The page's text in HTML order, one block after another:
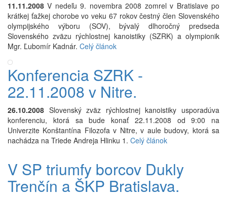
11.11.2008 V nedeľu 9. novembra 2008 zomrel v Bratislave po
krátkej ťažkej chorobe vo veku 67 rokov čestný člen Slovenského
olympijského výboru (SOV), bývalý dlhoročný predseda
Slovenského zväzu rýchlostnej kanoistiky (SZRK) a olympionik
Mgr. Ľubomír Kadnár. Celý článok
Konferencia SZRK -
22.11.2008 v Nitre.
26.10.2008 Slovenský zväz rýchlostnej kanoistiky usporadúva
konferenciu, ktorá sa bude konať 22.11.2008 od 9:00 na
Univerzite Konštantína Filozofa v Nitre, v aule budovy, ktorá sa
nachádza na Triede Andreja Hlinku 1. Celý článok
V SP triumfy borcov Dukly
Trenčín a ŠKP Bratislava.